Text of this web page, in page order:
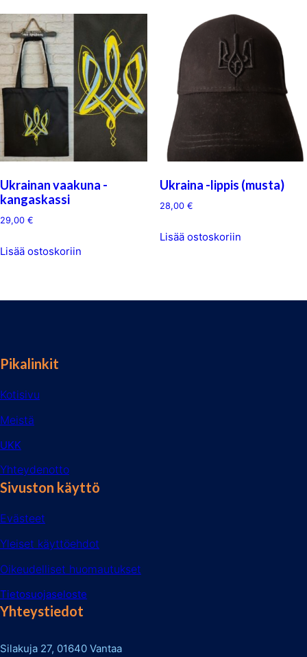
Ukrainan vaakuna -
kangaskassi
29,00 €
Lisää ostoskoriin
Ukraina -lippis (musta)
28,00 €
Lisää ostoskoriin
Pikalinkit
Kotisivu
Meistä
UKK
Yhteydenotto
Sivuston käyttö
Evästeet
Yleiset käyttöehdot
Oikeudelliset huomautukset
Tietosuojaseloste
Yhteystiedot
Silakuja 27, 01640 Vantaa